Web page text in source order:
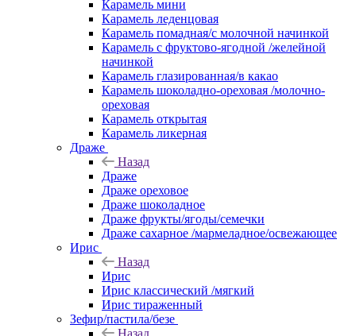
Карамель мини
Карамель леденцовая
Карамель помадная/с молочной начинкой
Карамель с фруктово-ягодной /желейной
начинкой
Карамель глазированная/в какао
Карамель шоколадно-ореховая /молочно-
ореховая
Карамель открытая
Карамель ликерная
Драже
Назад
Драже
Драже ореховое
Драже шоколадное
Драже фрукты/ягоды/семечки
Драже сахарное /мармеладное/освежающее
Ирис
Назад
Ирис
Ирис классический /мягкий
Ирис тираженный
Зефир/пастила/безе
Назад